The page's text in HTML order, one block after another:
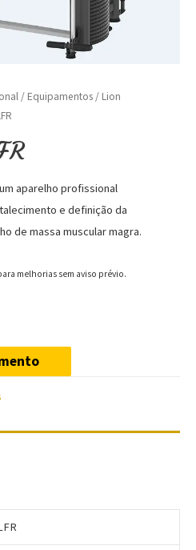
/ Equipamentos / Lion
aparelho profissional
e definição da
de massa muscular magra.
melhorias sem aviso prévio.